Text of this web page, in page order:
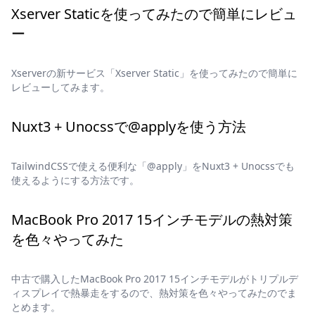
Xserver Staticを使ってみたので簡単にレビュ
ー
Xserverの新サービス「Xserver Static」を使ってみたので簡単に
レビューしてみます。
Nuxt3 + Unocssで@applyを使う方法
TailwindCSSで使える便利な「@apply」をNuxt3 + Unocssでも
使えるようにする方法です。
MacBook Pro 2017 15インチモデルの熱対策
を色々やってみた
中古で購入したMacBook Pro 2017 15インチモデルがトリプルデ
ィスプレイで熱暴走をするので、熱対策を色々やってみたのでま
とめます。